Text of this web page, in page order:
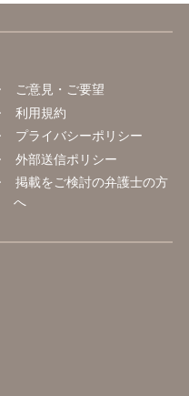
ご意見・ご要望
利用規約
プライバシーポリシー
外部送信ポリシー
掲載をご検討の弁護士の方
へ